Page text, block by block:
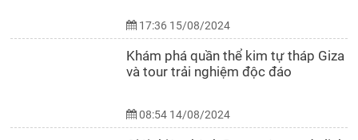
17:36 15/08/2024
Khám phá quần thể kim tự tháp Giza
và tour trải nghiệm độc đáo
08:54 14/08/2024